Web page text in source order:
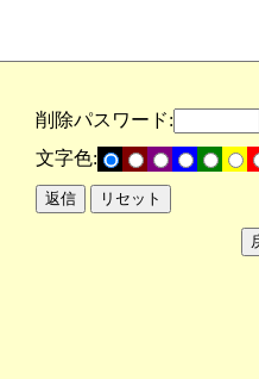
削除パスワード:
文字色: